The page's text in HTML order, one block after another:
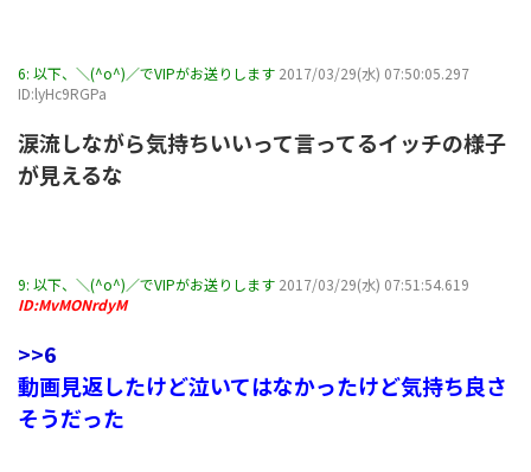
6: 以下、＼(^o^)／でVIPがお送りします 2017/03/29(水) 07:50:05.297
ID:lyHc9RGPa
涙流しながら気持ちいいって言ってるイッチの様子
が見えるな
9: 以下、＼(^o^)／でVIPがお送りします 2017/03/29(水) 07:51:54.619
ID:MvMONrdyM
>>6
動画見返したけど泣いてはなかったけど気持ち良さ
そうだった